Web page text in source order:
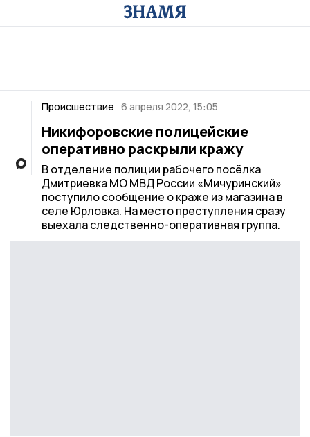
Происшествие 6 апреля 2022, 15:05
Никифоровские полицейские
оперативно раскрыли кражу
В отделение полиции рабочего посёлка
Дмитриевка МО МВД России «Мичуринский»
поступило сообщение о краже из магазина в
селе Юрловка. На место преступления сразу
выехала следственно-оперативная группа.